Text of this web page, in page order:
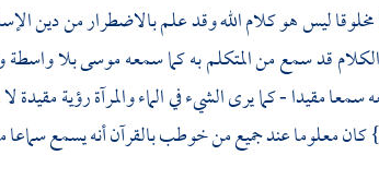
مخلوقا ليس هو كلام الله وقد علم بالاضطرار من دين
قد سمع من المتكلم به كما سمعهموسىبلا
مقيدا - كما يرى الشيء في الماء والمرآة رؤية مقيدة
} كان معلوما عند جميع من خوطب بالقرآن أنه يسمع سماعا